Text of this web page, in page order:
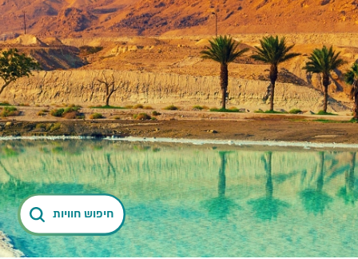
חיפוש חוויות